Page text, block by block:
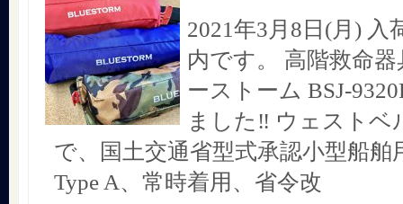
2021年3月8日(月) 入
内です。 高階救命
ーストーム BSJ-
ました‼︎ ウェストベ
で、国土交通省型式承認小型船舶
Type A、常時着用、省令改